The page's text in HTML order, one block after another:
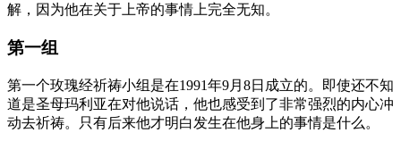
解，因为他在关于上帝的事情上完全无知。
第一组
第一个玫瑰经祈祷小组是在1991年9月8日成立的。即使还不知
道是圣母玛利亚在对他说话，他也感受到了非常强烈的内心冲
动去祈祷。只有后来他才明白发生在他身上的事情是什么。